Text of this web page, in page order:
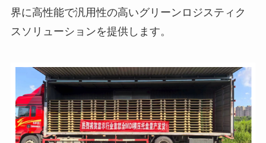
界に高性能で汎用性の高いグリーンロジスティク
スソリューションを提供します。